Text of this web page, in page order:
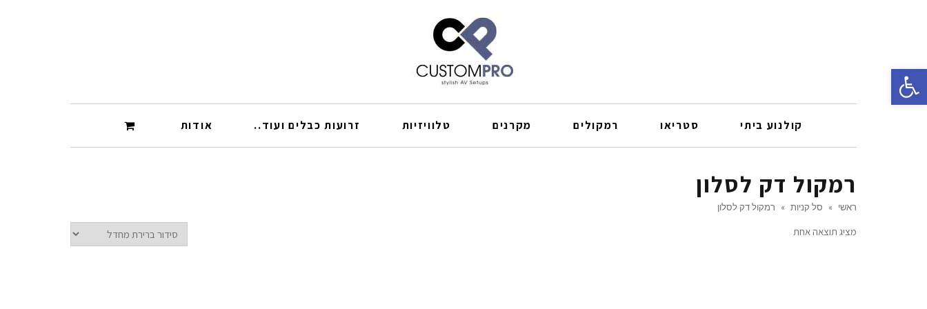
קולנוע ביתי סטריאו רמקולים מקרנים טלוויזיות זרועות כבלים ועוד.. אודות
רמקול דק לסלון
ראשי » סל קניות » רמקול דק לסלון
מציג תוצאה אחת
פתח סרגל נגישות